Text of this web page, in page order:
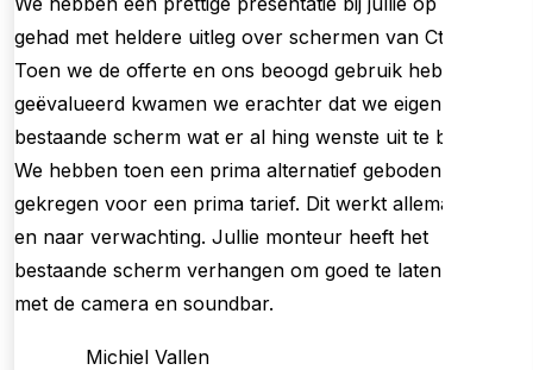
gehad met heldere uitleg over schermen van Ctouch.
Toen we de offerte en ons beoogd gebruik hebben
geëvalueerd kwamen we erachter dat we eigenlijk ons
bestaande scherm wat er al hing wenste uit te breiden.
We hebben toen een prima alternatief geboden
gekregen voor een prima tarief. Dit werkt allemaal goed
en naar verwachting. Jullie monteur heeft het
bestaande scherm verhangen om goed te laten werken
met de camera en soundbar.
Michiel Vallen